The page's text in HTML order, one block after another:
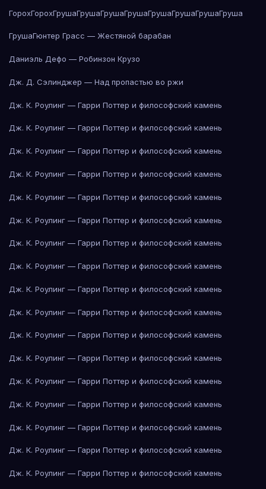
ГорохГорохГрушаГрушаГрушаГрушаГрушаГрушаГрушаГруша
ГрушаГюнтер Грасс — Жестяной барабан
Даниэль Дефо — Робинзон Крузо
Дж. Д. Сэлинджер — Над пропастью во ржи
Дж. К. Роулинг — Гарри Поттер и философский камень
Дж. К. Роулинг — Гарри Поттер и философский камень
Дж. К. Роулинг — Гарри Поттер и философский камень
Дж. К. Роулинг — Гарри Поттер и философский камень
Дж. К. Роулинг — Гарри Поттер и философский камень
Дж. К. Роулинг — Гарри Поттер и философский камень
Дж. К. Роулинг — Гарри Поттер и философский камень
Дж. К. Роулинг — Гарри Поттер и философский камень
Дж. К. Роулинг — Гарри Поттер и философский камень
Дж. К. Роулинг — Гарри Поттер и философский камень
Дж. К. Роулинг — Гарри Поттер и философский камень
Дж. К. Роулинг — Гарри Поттер и философский камень
Дж. К. Роулинг — Гарри Поттер и философский камень
Дж. К. Роулинг — Гарри Поттер и философский камень
Дж. К. Роулинг — Гарри Поттер и философский камень
Дж. К. Роулинг — Гарри Поттер и философский камень
Дж. К. Роулинг — Гарри Поттер и философский камень